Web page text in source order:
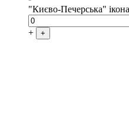
"Києво-Печерська"
+ +